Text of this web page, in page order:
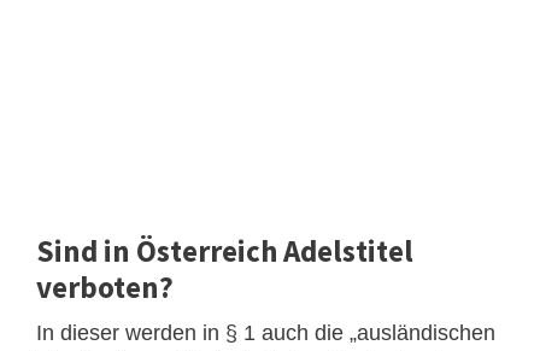
Sind in Österreich Adelstitel
verboten?
In dieser werden in § 1 auch die „ausländischen